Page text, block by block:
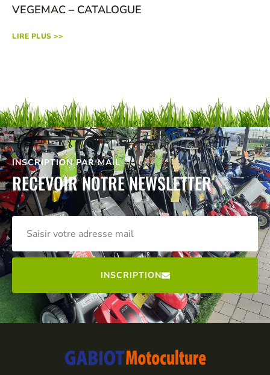
VEGEMAC – CATALOGUE
LIRE PLUS >>
INSCRIPTION PAR MAIL
RECEVOIR NOTRE NEWSLETTER
INSCRIPTION